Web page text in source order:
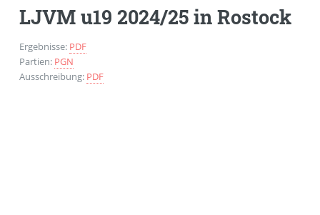
LJVM u19 2024/25 in Rostock
Ergebnisse: PDF
Partien: PGN
Ausschreibung: PDF